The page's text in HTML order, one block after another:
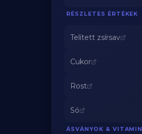
RÉSZLETES ÉRTÉKEK
Telített zsírsav
Cukor
Rost
Só
ÁSVÁNYOK &